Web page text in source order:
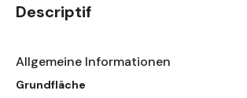
Descriptif
Allgemeine Informationen
Grundfläche